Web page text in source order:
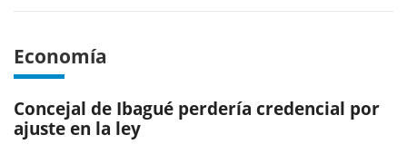
Economía
Concejal de Ibagué perdería credencial por
ajuste en la ley